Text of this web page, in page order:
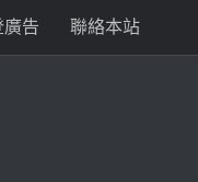
廣告 聯絡本站